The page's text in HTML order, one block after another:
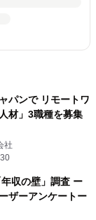
パンで リモートワ
材」3職種を募集
社
収の壁」調査 ー
ザーアンケートー